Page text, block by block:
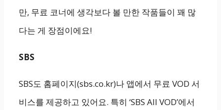
만, 무료 코너에 생각보다 볼 만한 작품들이 꽤 많
다는 게 장점이에요!
SBS
SBS도 홈페이지(sbs.co.kr)나 앱에서 무료 VOD 서
비스를 제공하고 있어요. 특히 ‘SBS All VOD’에서